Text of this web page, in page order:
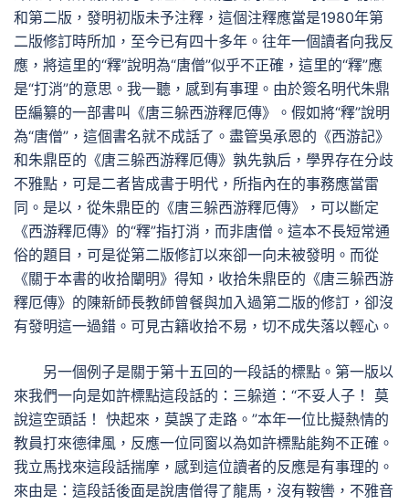
和第二版，發明初版未予注釋，這個注釋應當是1980年第
二版修訂時所加，至今已有四十多年。往年一個讀者向我反
應，將這里的“釋”說明為“唐僧”似乎不正確，這里的“釋”應
是“打消”的意思。我一聽，感到有事理。由於簽名明代朱鼎
臣編纂的一部書叫《唐三躲西游釋厄傳》。假如將“釋”說明
為“唐僧”，這個書名就不成話了。盡管吳承恩的《西游記》
和朱鼎臣的《唐三躲西游釋厄傳》孰先孰后，學界存在分歧
不雅點，可是二者皆成書于明代，所指內在的事務應當雷
同。是以，從朱鼎臣的《唐三躲西游釋厄傳》，可以斷定
《西游釋厄傳》的“釋”指打消，而非唐僧。這本不長短常通
俗的題目，可是從第二版修訂以來卻一向未被發明。而從
《關于本書的收拾闡明》得知，收拾朱鼎臣的《唐三躲西游
釋厄傳》的陳新師長教師曾餐與加入過第二版的修訂，卻沒
有發明這一過錯。可見古籍收拾不易，切不成失落以輕心。
另一個例子是關于第十五回的一段話的標點。第一版以
來我們一向是如許標點這段話的：三躲道：“不妥人子！ 莫
說這空頭話！ 快起來，莫誤了走路。”本年一位比擬熱情的
教員打來德律風，反應一位同窗以為如許標點能夠不正確。
我立馬找來這段話揣摩，感到這位讀者的反應是有事理的。
來由是：這段話後面是說唐僧得了龍馬，沒有鞍轡，不雅音